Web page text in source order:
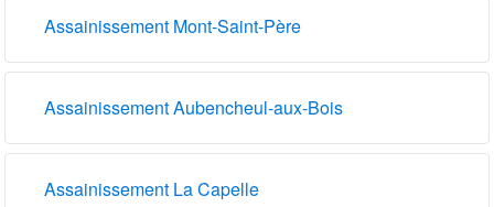
Assainissement Mont-Saint-Père
Assainissement Aubencheul-aux-Bois
Assainissement La Capelle